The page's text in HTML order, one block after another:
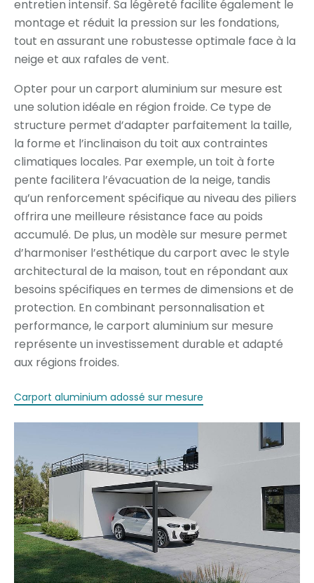
entretien intensif. Sa légèreté facilite également le
montage et réduit la pression sur les fondations,
tout en assurant une robustesse optimale face à la
neige et aux rafales de vent.
Opter pour un carport aluminium sur mesure est
une solution idéale en région froide. Ce type de
structure permet d’adapter parfaitement la taille,
la forme et l’inclinaison du toit aux contraintes
climatiques locales. Par exemple, un toit à forte
pente facilitera l’évacuation de la neige, tandis
qu’un renforcement spécifique au niveau des piliers
offrira une meilleure résistance face au poids
accumulé. De plus, un modèle sur mesure permet
d’harmoniser l’esthétique du carport avec le style
architectural de la maison, tout en répondant aux
besoins spécifiques en termes de dimensions et de
protection. En combinant personnalisation et
performance, le carport aluminium sur mesure
représente un investissement durable et adapté
aux régions froides.
Carport aluminium adossé sur mesure